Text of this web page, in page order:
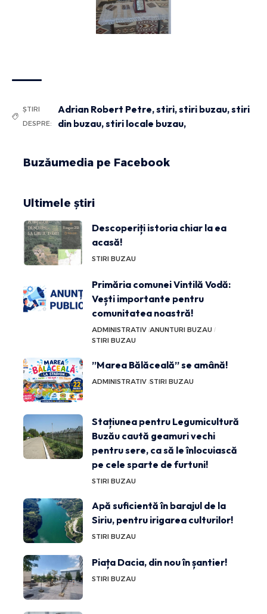
ȘTIRI
DESPRE:
Adrian Robert Petre,stiri,stiri buzau,stiri
din buzau,stiri locale buzau,
Buzăumedia pe Facebook
Ultimele știri
Descoperiți istoria chiar la ea
acasă!
STIRI BUZAU
Primăria comunei Vintilă Vodă:
Vești importante pentru
comunitatea noastră!
ADMINISTRATIV ANUNTURI BUZAU
STIRI BUZAU
”Marea Bălăceală” se amână!
ADMINISTRATIV STIRI BUZAU
Stațiunea pentru Legumicultură
Buzău caută geamuri vechi
pentru sere, ca să le înlocuiască
pe cele sparte de furtuni!
STIRI BUZAU
Apă suficientă în barajul de la
Siriu, pentru irigarea culturilor!
STIRI BUZAU
Piața Dacia, din nou în șantier!
STIRI BUZAU